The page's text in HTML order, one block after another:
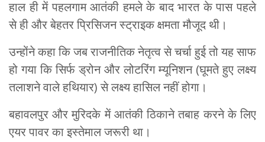
हाल ही में पहलगाम आतंकी हमले के बाद भारत के पास पहले
से ही और बेहतर प्रिसिजन स्ट्राइक क्षमता मौजूद थी।
उन्होंने कहा कि जब राजनीतिक नेतृत्व से चर्चा हुई तो यह साफ
हो गया कि सिर्फ ड्रोन और लोटरिंग म्यूनिशन (घूमते हुए लक्ष्य
तलाशने वाले हथियार) से लक्ष्य हासिल नहीं होगा।
बहावलपुर और मुरिदके में आतंकी ठिकाने तबाह करने के लिए
एयर पावर का इस्तेमाल जरूरी था।